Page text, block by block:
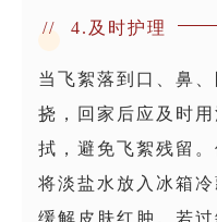
// 4.及时护理
当飞絮落到口、鼻
挠，回家后应及时
拭，避免飞絮残留
将淡盐水放入冰箱
缓解皮肤红肿。若